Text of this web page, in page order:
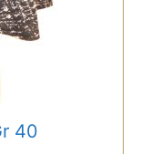
40